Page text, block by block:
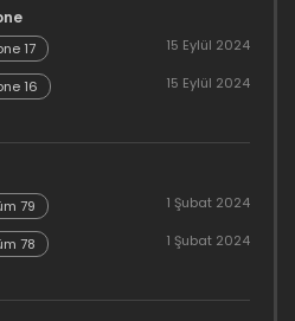
17 15 Eylül 2024
16 15 Eylül 2024
79 1 Şubat 2024
78 1 Şubat 2024